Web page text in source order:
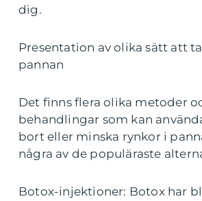
dig.
Presentation av olika sätt att
pannan
Det finns flera olika metoder
behandlingar som kan
bort eller minska rynkor i
några av de populäraste
Botox-injektioner: Botox har